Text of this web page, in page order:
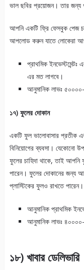
ভাল ছবির প্রয়োজন। তার জন্য
আপনি একটি ফ্রি ফেসবুক পেজ
আপলোড করুন যাতে লোকেরা
প্রাথমিক
এর মত লাগবে।
আনুমানিক লাভঃ
১৭) ফুলের দোকান
একটি ফুল ভালোবাসার প্রতীক
বিনিয়োগের ব্যবসা। যেকোনো
ফুলের চাহিদা থাকে, তাই
পারেন। ফুলের দোকানের জন্য
প্লাস্টিকের ফুলও রাখতে
আনুমানিক প্রাথমিক
আনুমানিক লাভঃ
১৮) খাবার ডেলিভারি